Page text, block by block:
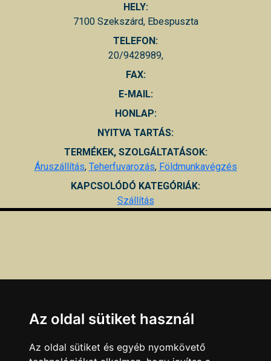
HELY:
7100 Szekszárd, Ebespuszta
TELEFON:
20/9428989,
FAX:
E-MAIL:
HONLAP:
NYITVA TARTÁS:
TERMÉKEK, SZOLGÁLTATÁSOK:
Áruszállítás, Teherfuvarozás, Földmunkavégzés
KAPCSOLÓDÓ KATEGÓRIÁK:
Szállítás
Az oldal sütiket használ
Az oldal sütiket és egyéb nyomkövető